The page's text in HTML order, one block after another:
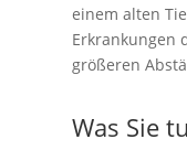
einem alten
Erkrankungen
größeren
Was Sie